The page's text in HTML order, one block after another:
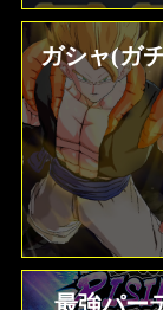
ガシャ(ガチャ)大当たり演出まとめ【7/8更
最強パーティーとランキング！【5/24更